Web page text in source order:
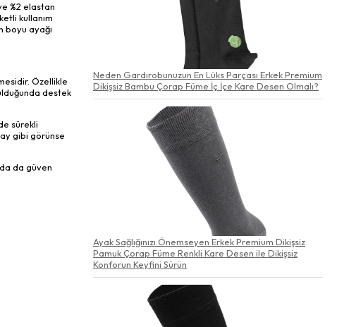
%2 elastan
kullanım
boyu ayağı
Özellikle
destek
sürekli
gibi görünse
da güven
Neden Gardırobunuzun En Lüks Parçası Erkek Premium
Dikişsiz Bambu Çorap Füme İç İçe Kare Desen Olmalı?
Ayak Sağlığınızı Önemseyen Erkek Premium Dikişsiz
Pamuk Çorap Füme Renkli Kare Desen ile Dikişsiz
Konforun Keyfini Sürün